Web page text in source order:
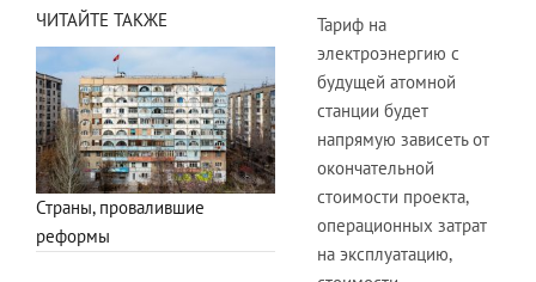
ЧИТАЙТЕ ТАКЖЕ
Страны, провалившие
реформы
Тариф на
электроэнергию с
будущей атомной
станции будет
напрямую зависеть от
окончательной
стоимости проекта,
операционных затрат
на эксплуатацию,